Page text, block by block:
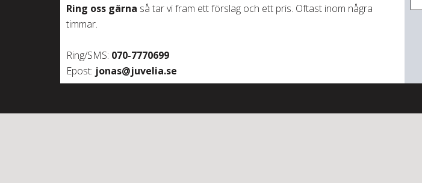
Ring oss gärna så tar vi fram ett förslag och ett pris. Oftast inom några
timmar.
Ring/SMS: 070-7770699
Epost: jonas@juvelia.se